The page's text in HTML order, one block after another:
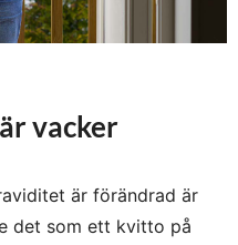
vacker
är förändrad är
det som ett kvitto på